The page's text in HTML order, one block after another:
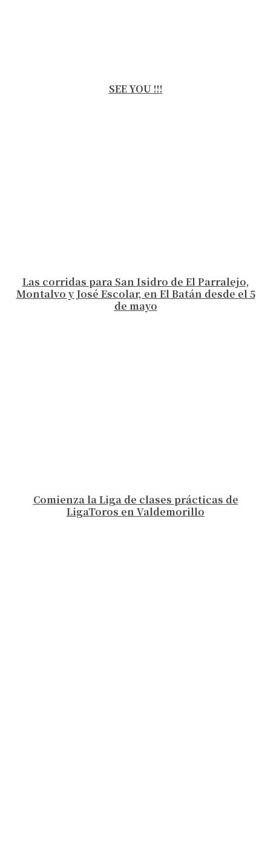
SEE YOU !!!
Las corridas para San Isidro de El Parralejo,
Montalvo y José Escolar, en El Batán desde el 5
de mayo
Comienza la Liga de clases prácticas de
LigaToros en Valdemorillo